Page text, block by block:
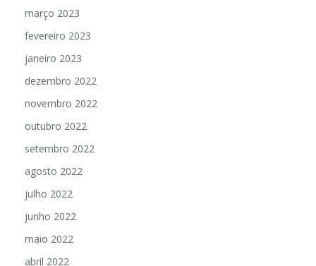
março 2023
fevereiro 2023
janeiro 2023
dezembro 2022
novembro 2022
outubro 2022
setembro 2022
agosto 2022
julho 2022
junho 2022
maio 2022
abril 2022